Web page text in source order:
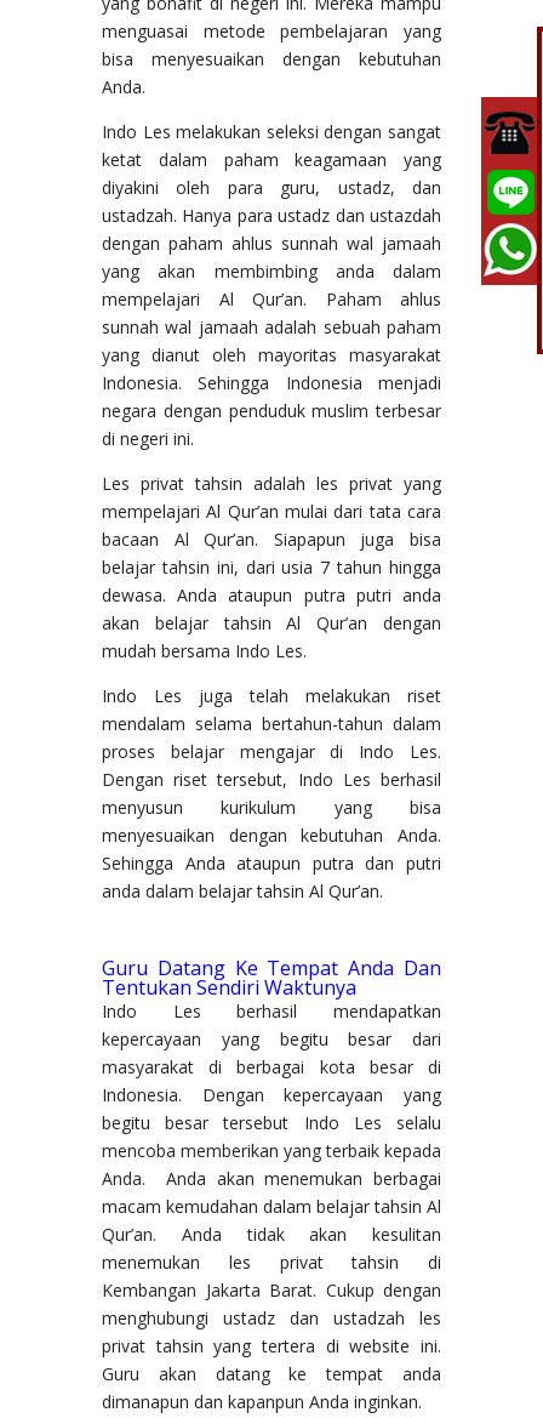
menguasai metode pembelajaran yang
bisa menyesuaikan dengan kebutuhan
Anda.
Indo Les melakukan seleksi dengan sangat
ketat dalam paham keagamaan yang
diyakini oleh para guru, ustadz, dan
ustadzah. Hanya para ustadz dan ustazdah
dengan paham ahlus sunnah wal jamaah
yang akan membimbing anda dalam
mempelajari Al Qur’an. Paham ahlus
sunnah wal jamaah adalah sebuah paham
yang dianut oleh mayoritas masyarakat
Indonesia. Sehingga Indonesia menjadi
negara dengan penduduk muslim terbesar
di negeri ini.
Les privat tahsin adalah les privat yang
mempelajari Al Qur’an mulai dari tata cara
bacaan Al Qur’an. Siapapun juga bisa
belajar tahsin ini, dari usia 7 tahun hingga
dewasa. Anda ataupun putra putri anda
akan belajar tahsin Al Qur’an dengan
mudah bersama Indo Les.
Indo Les juga telah melakukan riset
mendalam selama bertahun-tahun dalam
proses belajar mengajar di Indo Les.
Dengan riset tersebut, Indo Les berhasil
menyusun kurikulum yang bisa
menyesuaikan dengan kebutuhan Anda.
Sehingga Anda ataupun putra dan putri
anda dalam belajar tahsin Al Qur’an.
Guru Datang Ke Tempat Anda Dan
Tentukan Sendiri Waktunya
Indo Les berhasil mendapatkan
kepercayaan yang begitu besar dari
masyarakat di berbagai kota besar di
Indonesia. Dengan kepercayaan yang
begitu besar tersebut Indo Les selalu
mencoba memberikan yang terbaik kepada
Anda. Anda akan menemukan berbagai
macam kemudahan dalam belajar tahsin Al
Qur’an. Anda tidak akan kesulitan
menemukan les privat tahsin di
Kembangan Jakarta Barat. Cukup dengan
menghubungi ustadz dan ustadzah les
privat tahsin yang tertera di website ini.
Guru akan datang ke tempat anda
dimanapun dan kapanpun Anda inginkan.